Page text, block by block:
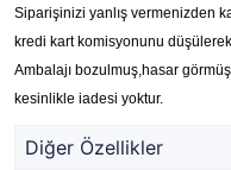
Siparişinizi yanlış vermenizden
kredi kart komisyonunu
Ambalajı bozulmuş,hasar
kesinlikle iadesi yoktur.
Diğer Özellikler